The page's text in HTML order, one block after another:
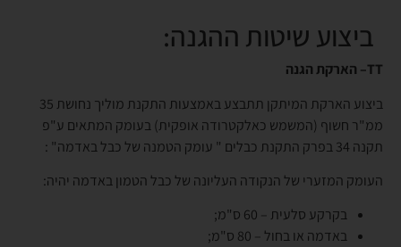
ביצוע שיטות ההגנה:
TT
– הארקת הגנה
ביצוע הארקת המיתקן תתבצע באמצעות התקנת מוליך נחושת 35
ממ"ר חשוף (המשמש כאלקטרודה אופקית) בעומק המתאים ע"פ
תקנה 34 בפרק התקנת כבלים " עומק הטמנה של כבל באדמה" :
העומק המזערי של הנקודה העליונה של כבל הטמון באדמה יהיה:
בקרקע סלעית – 60 ס"מ;
באדמה או בחול – 80 ס"מ;